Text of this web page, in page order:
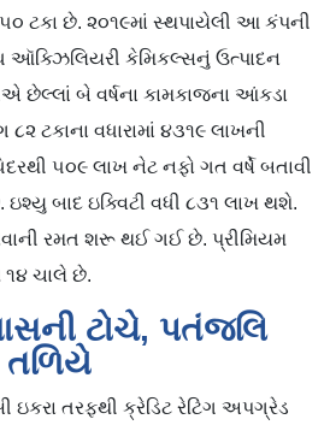
૫૦ ટકા છે. ૨૦૧૯માં સ્થપાયેલી આ કંપની
ઑક્ઝિલિયરી કેમિકલ્સનું ઉત્પાદન
છેલ્લાં બે વર્ષના કામકાજના આંકડા
ટકાના વધારામાં ૪૩૧૯ લાખની
૫૦૯ લાખ નેટ નફો ગત વર્ષે બતાવી
ઇશ્યુ બાદ ઇક્વિટી વધી ૮૩૧ લાખ થશે.
રમત શરૂ થઈ ગઈ છે. પ્રીમિયમ
૧૪ ચાલે છે.
ટોચે, પતંજલિ
તળિયે
ઇકરા તરફથી ક્રેડિટ રેટિંગ અપગ્રેડ